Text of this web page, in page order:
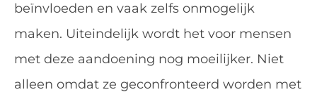
beïnvloeden en vaak zelfs onmogelijk
maken. Uiteindelijk wordt het voor mensen
met deze aandoening nog moeilijker. Niet
alleen omdat ze geconfronteerd worden met